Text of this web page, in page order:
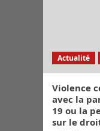
Actualité
Violence
avec la
19 ou la
sur le